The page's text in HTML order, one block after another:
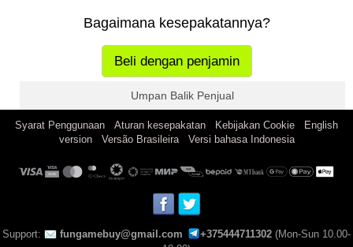
Bagaimana kesepakatannya?
Beli dengan penjamin
Umpan Balik Penjual
Syarat Penggunaan Aturan kesepakatan Kebijakan Cookie
English
version| Versão Brasileira| Versi bahasa Indonesia
Support: fungamebuy@gmail.com +375444711302 (Mon-Sun 10.00-